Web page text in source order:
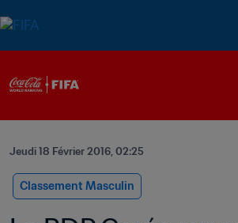
Jeudi 18 Février 2016, 02:25
Classement Masculin